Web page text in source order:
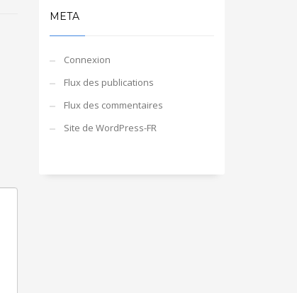
META
Connexion
Flux des publications
Flux des commentaires
Site de WordPress-FR